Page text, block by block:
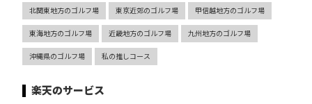
北関東地方のゴルフ場 東京近郊のゴルフ場 甲信越地方のゴルフ場
東海地方のゴルフ場 近畿地方のゴルフ場 九州地方のゴルフ場
沖縄県のゴルフ場 私の推しコース
楽天のサービス